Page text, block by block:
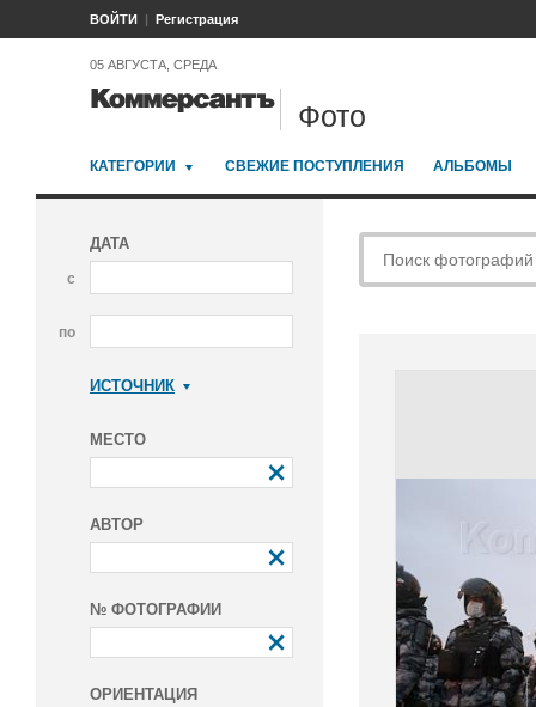
ВОЙТИ Регистрация
05 АВГУСТА, СРЕДА
Фото
КАТЕГОРИИ СВЕЖИЕ ПОСТУПЛЕНИЯ АЛЬБОМЫ
ДАТА
с
по
ИСТОЧНИК
МЕСТО
АВТОР
№ ФОТОГРАФИИ
ОРИЕНТАЦИЯ